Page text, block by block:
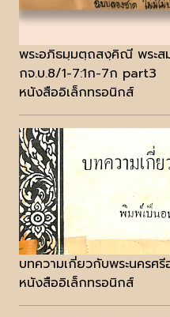
พระอภิธมฺมตฺถสงฺคิณี พระส
กจ.บ.8/1-7:1ก-7ก part3
หนังสืออิเล็กทรอนิกส์
บทความเกี่ยวกับพระนครศ
หนังสืออิเล็กทรอนิกส์